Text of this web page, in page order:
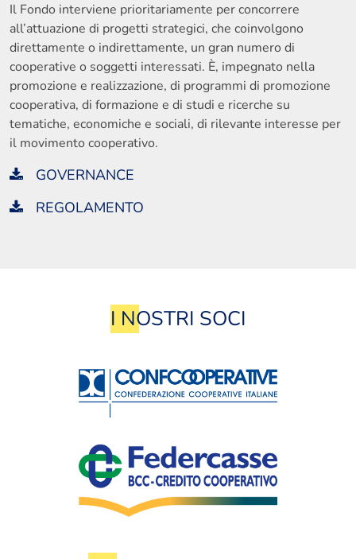
Il Fondo interviene prioritariamente per concorrere
all’attuazione di progetti strategici, che coinvolgono
direttamente o indirettamente, un gran numero di
cooperative o soggetti interessati. È, impegnato nella
promozione e realizzazione, di programmi di promozione
cooperativa, di formazione e di studi e ricerche su
tematiche, economiche e sociali, di rilevante interesse per
il movimento cooperativo.
GOVERNANCE
REGOLAMENTO
I NOSTRI SOCI